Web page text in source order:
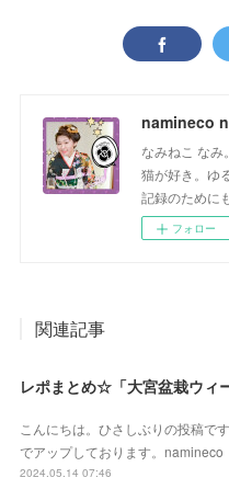
namineco
なみねこ な
猫が好き。ゆ
記録のために
フォロー
関連記事
こんにちは。ひさしぶりの投稿で
でアップしております。namineco
2024.05.14 07:46